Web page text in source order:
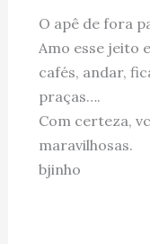
O apê de fora
Amo esse jeito
cafés, andar,
praças….
Com certeza,
maravilhosas.
bjinho